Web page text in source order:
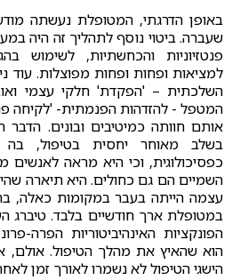
באופן הדרגתי, המטופלת נעשתה
שעברה. ביטוי נוסף לתהליך זה היה
פנטזיוניות והכחשתיות, לשימוש
למציאות ופחות ופחות מפוצלות. עוד
השלכתית – 'הפקדת' חלקי עצמי
המטפל - להזדהות הפנמתית- 'לקיחה
אותם חוותה כמיטיבים ובונים.
בשלב מאוחר יחסית בטיפול,
כפסיכולוגית, וכי היא מראה לאנשים
השמיים הם גם כחולים. היא תיארה
עצמה הייתה בעבר במקומות כאלה,
במטופלת ארך חודשיים בלבד. טיברג
הפונקציות האינהיביטוריות הפרה-
הוא שהאיץ את מהלך הטיפול. אולם,
הישגי הטיפול לא נשמרו לאורך זמן